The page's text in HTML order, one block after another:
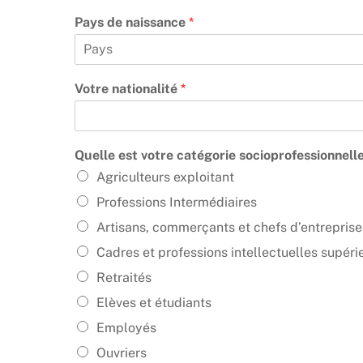
Pays de naissance *
Votre nationalité *
Quelle est votre catégorie
Agriculteurs exploitant
Professions Intermédiaires
Artisans, commerçants et chefs
Cadres et professions intellectuelles
Retraités
Elèves et étudiants
Employés
Ouvriers